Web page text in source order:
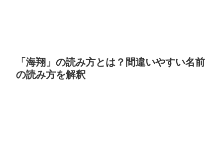
「海翔」の読み方とは？間違いやすい名前
の読み方を解釈